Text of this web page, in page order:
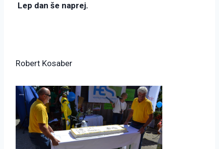
Lep dan še naprej.
Robert Kosaber